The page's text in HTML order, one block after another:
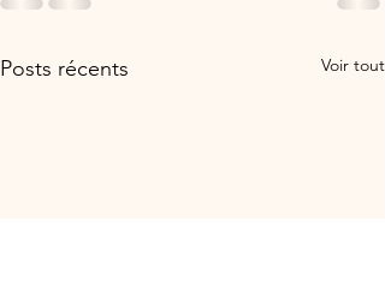
Posts récents Voir tout